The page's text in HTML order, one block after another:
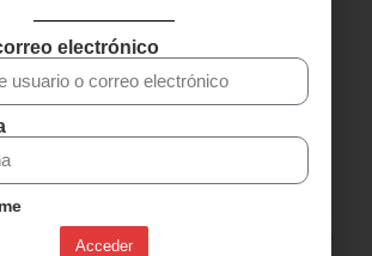
más productos
electrónico
Acceder